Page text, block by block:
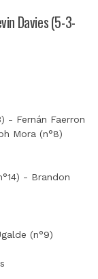
Davies (5-3-
- Fernán Faerron
Mora (n°8)
- Brandon
(n°9)